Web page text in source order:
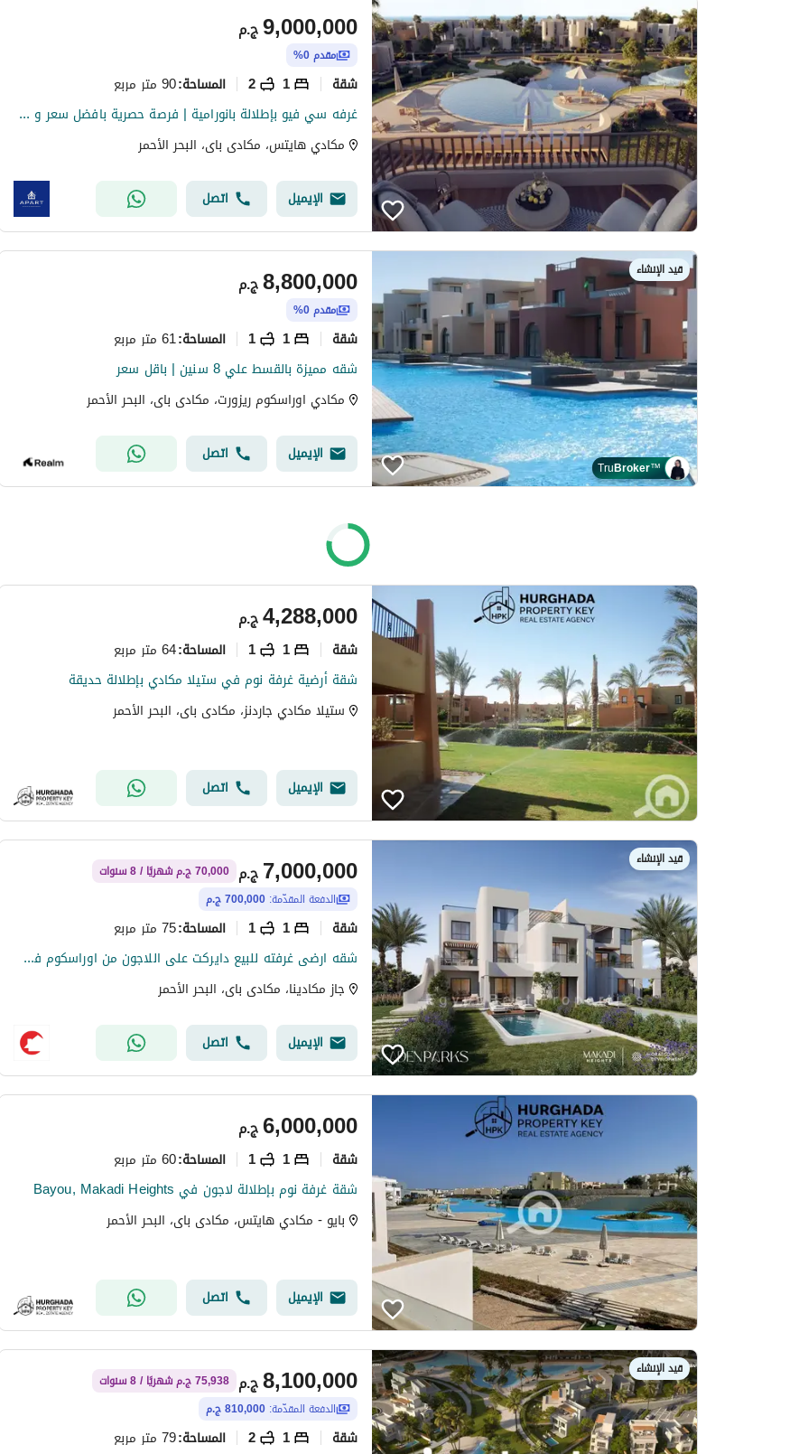
ج.م9,000,000
مقدم 0%
شقة 1
2 المساحة:90 متر مربع
غرفه سي فيو بإطلالة بانورامية | فرصة حصرية بافضل سعر و طول فتره سداد
مكادي هايتس، مكادى باى، البحر الأحمر
الإيميل اتصل
قيد الإنشاء
TruBroker™
ج.م8,800,000
مقدم 0%
شقة 1
1 المساحة:61 متر مربع
شقه مميزة بالقسط علي 8 سنين | باقل سعر
مكادي اوراسكوم ريزورت، مكادى باى، البحر الأحمر
الإيميل اتصل
ج.م4,288,000
شقة 1
1 المساحة:64 متر مربع
شقة أرضية غرفة نوم في ستيلا مكادي بإطلالة حديقة
ستيلا مكادي جاردنز، مكادى باى، البحر الأحمر
الإيميل اتصل
قيد الإنشاء
ج.م7,000,000
70,000 ج.م شهريًا / 8 سنوات
الدفعة المقدّمة: 700,000 ج.م
شقة 1
1 المساحة:75 متر مربع
شقه ارضى غرفته للبيع دايركت على اللاجون من اوراسكوم فى البحر الاحمر بالتقسيط على 8 سنين ( الجونه الجديده )
جاز مكادينا، مكادى باى، البحر الأحمر
الإيميل اتصل
ج.م6,000,000
شقة 1
1 المساحة:60 متر مربع
شقة غرفة نوم بإطلالة لاجون في Bayou, Makadi Heights
بايو - مكادي هايتس، مكادى باى، البحر الأحمر
الإيميل اتصل
قيد الإنشاء
ج.م8,100,000
75,938 ج.م شهريًا / 8 سنوات
الدفعة المقدّمة: 810,000 ج.م
شقة 1
2 المساحة:79 متر مربع